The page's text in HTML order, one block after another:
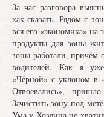
За час разговора
как сказать. Рядом с
вся его «экономика» на
продукты для зоны
зоны работали, причём
водителей. Как я
«Чёрной» с уклоном
Отвоевались»,
Зачистить зону под